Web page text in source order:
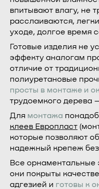
впитывают влагу, не
расслаиваются,
уходе, долгое время
Готовые изделия не
эффекту аналогам
отличие от
полиуретановые
просты в монтаже и
трудоемкого дерева
Для монтажа
клеев Европласт
которые позволяют
надежный крепеж
Все орнаментальные
они покрыты
адгезией и готовы к